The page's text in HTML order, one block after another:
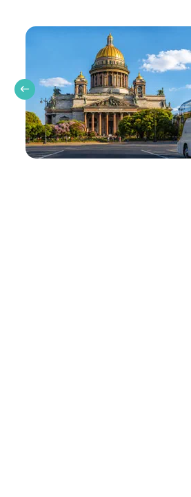
Нескучные сады Новой Деревни – фото №4
пригород Петербурга до
заведениях, о А. С.
срок аннуляции билетов для